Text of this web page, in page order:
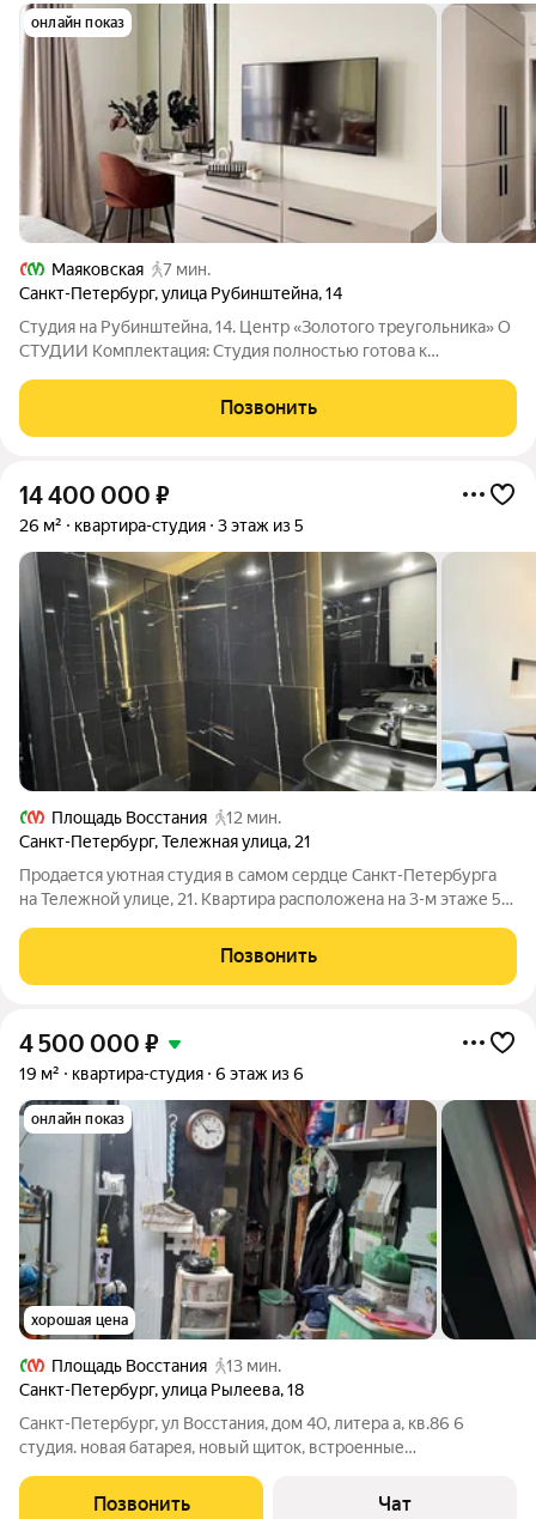
онлайн показ
Маяковская
7 мин.
Санкт-Петербург,улица Рубинштейна,14
Студия на Рубинштейна, 14. Центр «Золотого треугольника» О
СТУДИИ Комплектация: Студия полностью готова к
месяц. Ремонт входит в стоимость. Адрес: Рубинштейна ул., 14
(исторический центр,
Позвонить
14 400 000 ₽
26 м² квартира-студия 3 этаж из 5
Площадь Восстания
12 мин.
Санкт-Петербург,Тележная улица, 21
Продается уютная студия в самом сердце Санкт-Петербурга
на Тележной улице, 21. Квартира расположена на 3-м этаже 5-
студии составляет 26,1 кв. м. До метро "Площадь Александра
Невского" всего 7
Позвонить
4 500 000 ₽
19 м² квартира-студия 6 этаж из 6
онлайн показ
хорошая цена
Площадь Восстания
13 мин.
Санкт-Петербург,улица Рылеева,18
Санкт-Петербург, ул Восстания, дом 40, литера а, кв.86 6
студия. новая батарея, новый щиток, встроенные
вокзал, альтернатива зарубеж Турция.
Позвонить Чат